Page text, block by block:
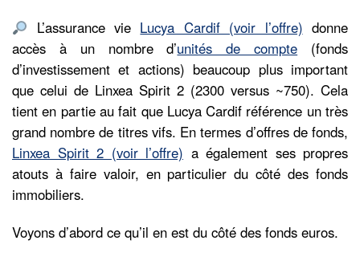
L’assurance vie Lucya Cardif (voir l’offre) donne
accès à un nombre d’unités de compte (fonds
d’investissement et actions) beaucoup plus important
que celui de Linxea Spirit 2 (2300 versus ~750). Cela
tient en partie au fait que Lucya Cardif référence un très
grand nombre de titres vifs. En termes d’offres de fonds,
Linxea Spirit 2 (voir l’offre) a également ses propres
atouts à faire valoir, en particulier du côté des fonds
immobiliers.
Voyons d’abord ce qu’il en est du côté des fonds euros.